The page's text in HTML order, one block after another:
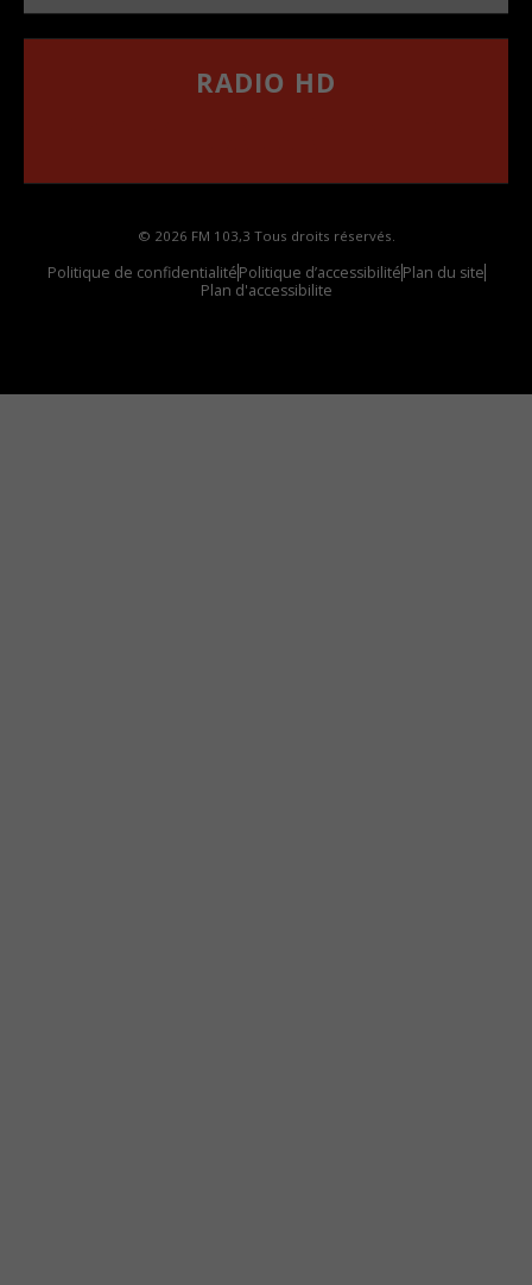
RADIO HD
© 2026 FM 103,3 Tous droits réservés.
Politique de confidentialitéPolitique d’accessibilitéPlan du site
Plan d'accessibilite